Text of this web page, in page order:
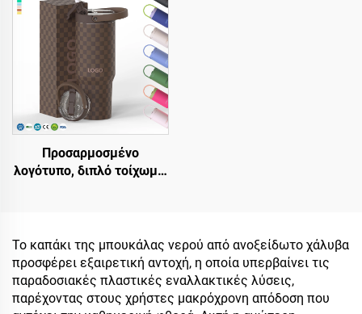
Προσαρμοσμένο
λογότυπο, διπλό τοίχωμα,
20oz 32oz 40oz, τάμπλερ
ταξιδίου με καπάκι για
ζεστά και κρύα ποτά
Το καπάκι της μπουκάλας νερού από ανοξείδωτο χάλυβα
προσφέρει εξαιρετική αντοχή, η οποία υπερβαίνει τις
παραδοσιακές πλαστικές εναλλακτικές λύσεις,
παρέχοντας στους χρήστες μακρόχρονη απόδοση που